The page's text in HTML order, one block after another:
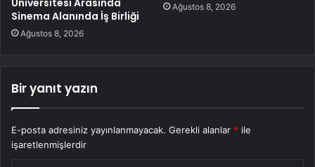
Sinema Alanında İş Birliği
Ağustos 8, 2026
Ağustos 8, 2026
Bir yanıt yazın
E-posta adresiniz yayınlanmayacak. Gerekli alanlar * ile
işaretlenmişlerdir